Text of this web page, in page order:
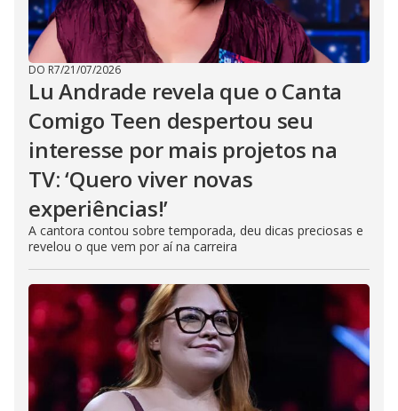
DO R7/21/07/2026
Lu Andrade revela que o Canta
Comigo Teen despertou seu
interesse por mais projetos na
TV: ‘Quero viver novas
experiências!’
A cantora contou sobre temporada, deu dicas preciosas e
revelou o que vem por aí na carreira